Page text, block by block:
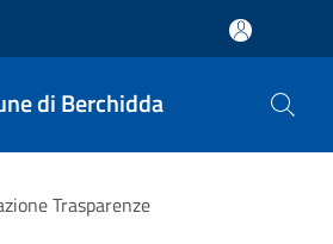
di Berchidda
Trasparenze